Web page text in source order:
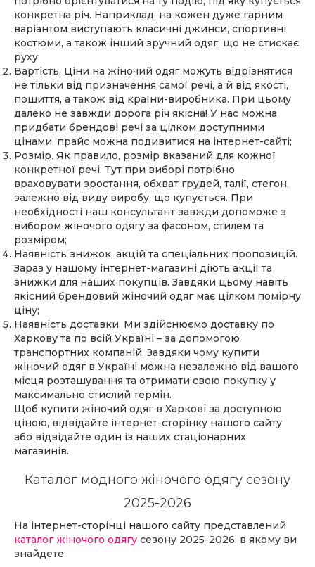
конкретна річ. Наприклад, на кожен дуже гарним
варіантом виступають класичні джинси, спортивні
костюми, а також інший зручний одяг, що не стискає
руху;
Вартість. Ціни на жіночий одяг можуть відрізнятися
не тільки від призначення самої речі, а й від якості,
пошиття, а також від країни-виробника. При цьому
далеко не завжди дорога річ якісна! У нас можна
придбати брендові речі за цілком доступними
цінами, прайс можна подивитися на інтернет-сайті;
Розмір. Як правило, розмір вказаний для кожної
конкретної речі. Тут при виборі потрібно
враховувати зростання, обхват грудей, талії, стегон,
залежно від виду виробу, що купується. При
необхідності наш консультант завжди допоможе з
вибором жіночого одягу за фасоном, стилем та
розміром;
Наявність знижок, акцій та спеціальних пропозицій.
Зараз у нашому інтернет-магазині діють акції та
знижки для наших покупців. Завдяки цьому навіть
якісний брендовий жіночий одяг має цілком помірну
ціну;
Наявність доставки. Ми здійснюємо доставку по
Харкову та по всій Україні – за допомогою
транспортних компаній. Завдяки чому купити
жіночий одяг в Україні можна незалежно від вашого
місця розташування та отримати свою покупку у
максимально стислий термін.
Щоб купити жіночий одяг в Харкові за доступною
ціною, відвідайте інтернет-сторінку нашого сайту
або відвідайте один із наших стаціонарних
магазинів.
Каталог модного жіночого одягу сезону
2025-2026
На інтернет-сторінці нашого сайту представлений
каталог жіночого одягу сезону 2025-2026, в якому ви
знайдете: